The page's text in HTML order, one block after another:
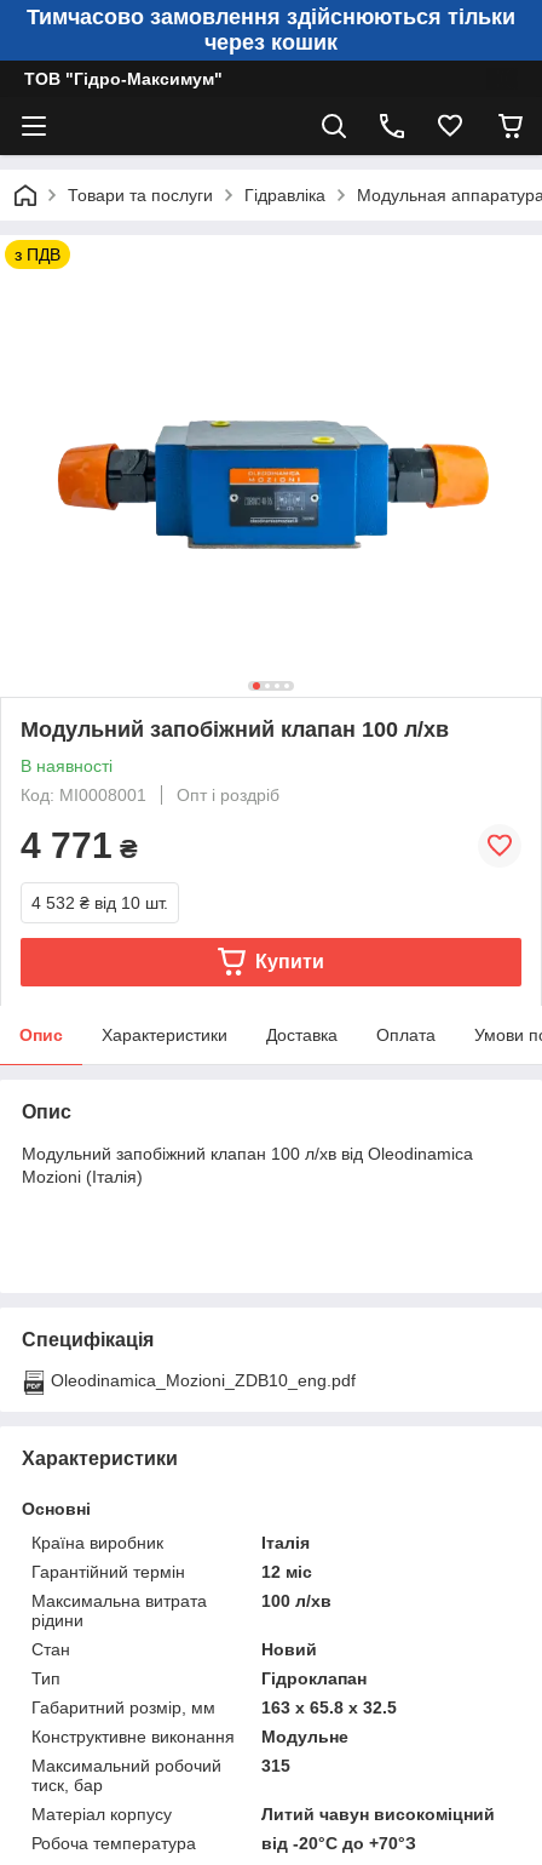
Тимчасово замовлення здійснюються тільки
через кошик
ТОВ "Гідро-Максимум"
Товари та послуги Гідравліка Модульная
з ПДВ
Модульний запобіжний клапан 100 л/хв
В наявності
Код: MI0008001
Опт і роздріб
4 771 ₴
4 532 ₴ від 10 шт.
Купити
Опис Характеристики Доставка Оплата Умови
Опис
Модульний запобіжний клапан 100 л/хв від Oleodinamica
Mozioni (Італія)
Специфікація
Oleodinamica_Mozioni_ZDB10_eng.pdf
Характеристики
Основні
Країна виробник
Італія
Гарантійний термін
12 міс
Максимальна витрата
рідини
100 л/хв
Стан
Новий
Тип
Гідроклапан
Габаритний розмір, мм
163 x 65.8 x 32.5
Конструктивне виконання
Модульне
Максимальний робочий
тиск, бар
315
Матеріал корпусу
Литий чавун високоміцний
Робоча температура
від -20°С до +70°З